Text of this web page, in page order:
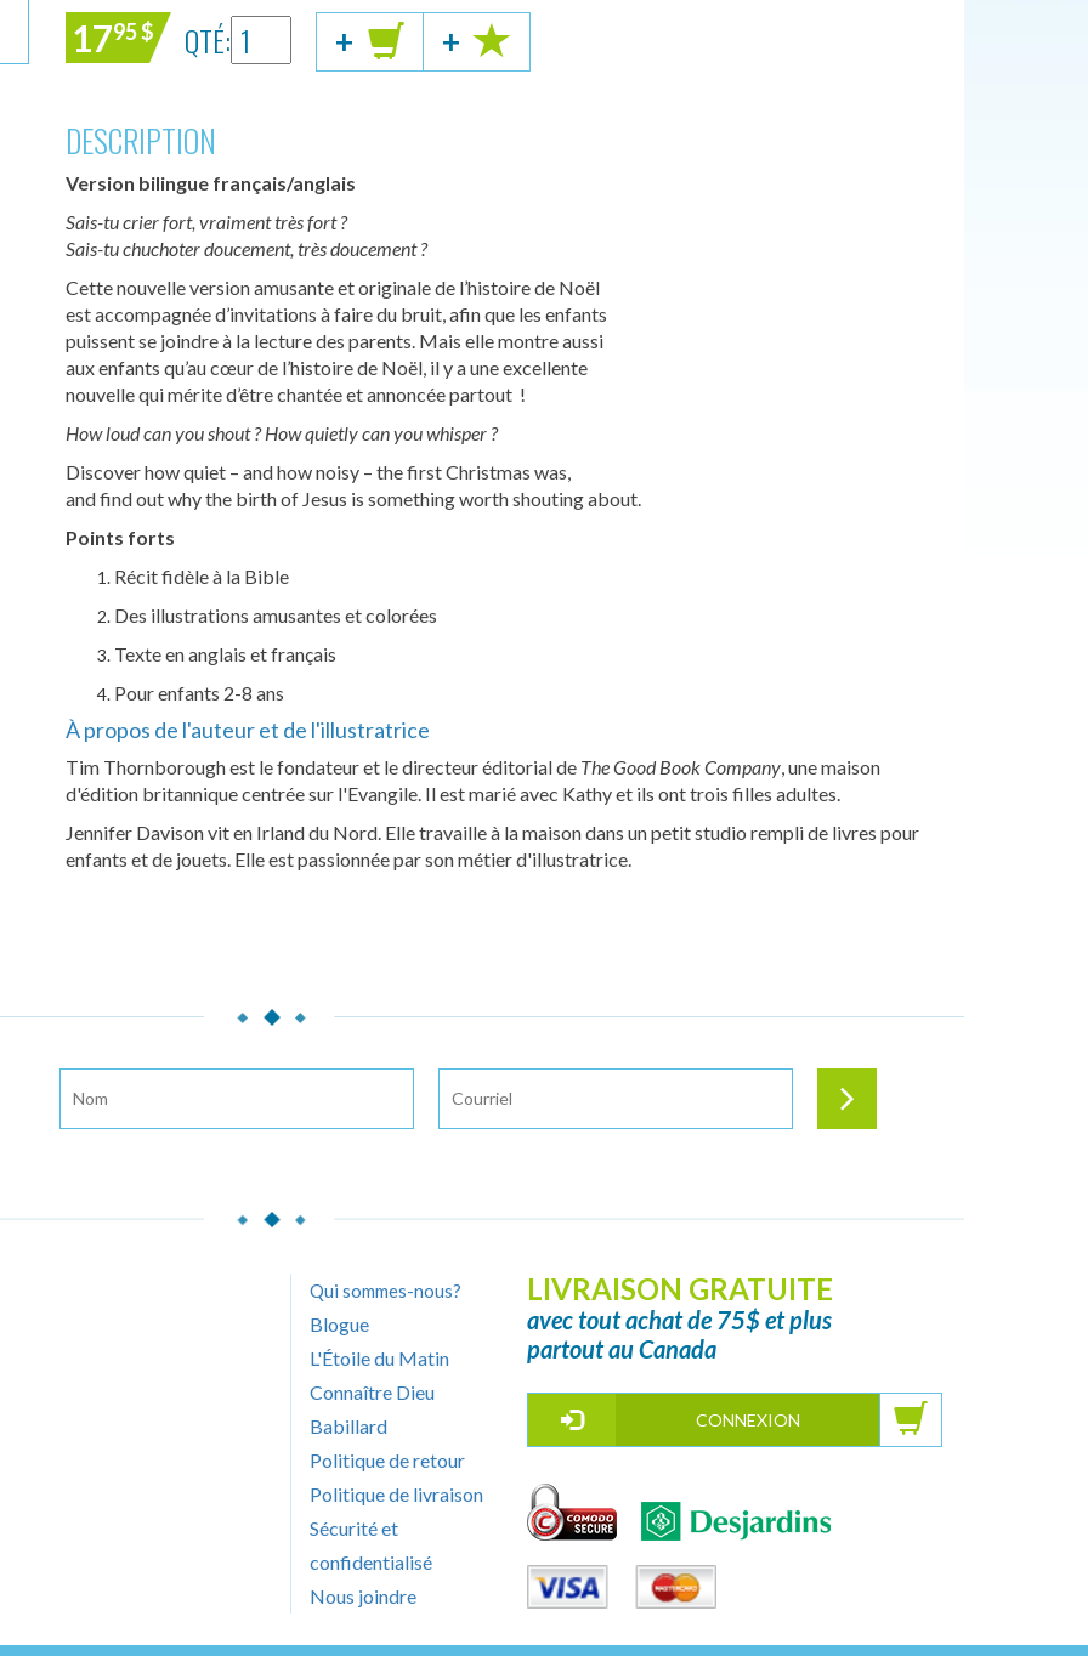
1795$ QTÉ: + +
DESCRIPTION
Version bilingue français/anglais
Sais-tu crier fort, vraiment très fort ?
Sais-tu chuchoter doucement, très doucement ?
Cette nouvelle version amusante et originale de l’histoire de Noël
est accompagnée d’invitations à faire du bruit, afin que les enfants
puissent se joindre à la lecture des parents. Mais elle montre aussi
aux enfants qu’au cœur de l’histoire de Noël, il y a une excellente
nouvelle qui mérite d’être chantée et annoncée partout !
How loud can you shout ? How quietly can you whisper ?
Discover how quiet – and how noisy – the first Christmas was,
and find out why the birth of Jesus is something worth shouting about.
Points forts
Récit fidèle à la Bible
Des illustrations amusantes et colorées
Texte en anglais et français
Pour enfants 2-8 ans
À propos de l'auteur et de l'illustratrice
Tim Thornborough est le fondateur et le directeur éditorial de The Good Book Company, une maison
d'édition britannique centrée sur l'Evangile. Il est marié avec Kathy et ils ont trois filles adultes.
Jennifer Davison vit en Irland du Nord. Elle travaille à la maison dans un petit studio rempli de livres pour
enfants et de jouets. Elle est passionnée par son métier d'illustratrice.
Qui sommes-nous?
Blogue
L'Étoile du Matin
Connaître Dieu
Babillard
Politique de retour
Politique de livraison
Sécurité et
confidentialisé
Nous joindre
LIVRAISON GRATUITE
avec tout achat de 75$ et plus
partout au Canada
CONNEXION